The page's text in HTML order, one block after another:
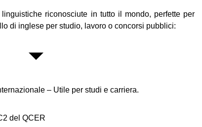
riconosciute in tutto il mondo, perfette per
di inglese per studio, lavoro o concorsi pubblici:
– Utile per studi e carriera.
del QCER